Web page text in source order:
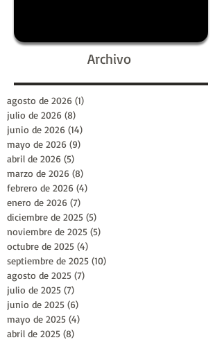
Archivo
agosto de 2026 (1)
julio de 2026 (8)
junio de 2026 (14)
mayo de 2026 (9)
abril de 2026 (5)
marzo de 2026 (8)
febrero de 2026 (4)
enero de 2026 (7)
diciembre de 2025 (5)
noviembre de 2025 (5)
octubre de 2025 (4)
septiembre de 2025 (10)
agosto de 2025 (7)
julio de 2025 (7)
junio de 2025 (6)
mayo de 2025 (4)
abril de 2025 (8)